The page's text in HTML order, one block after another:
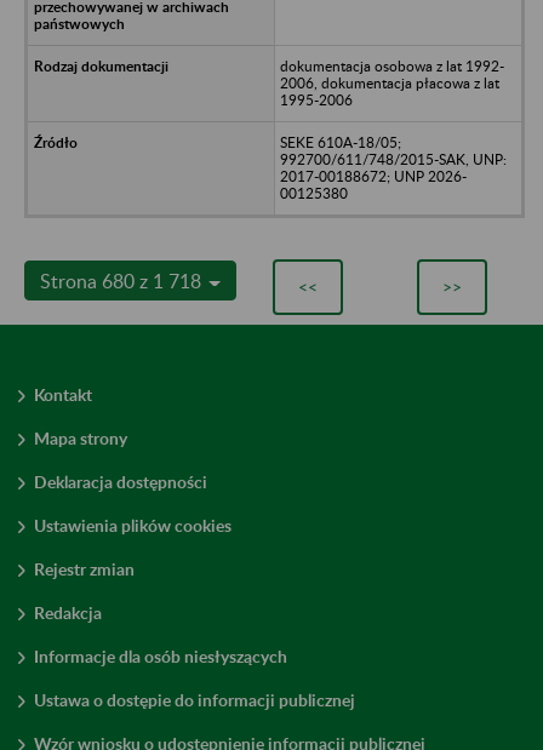
dokumentacja osobowa z lat 1992-
2006, dokumentacja płacowa z lat
1995-2006
SEKE 610A-18/05;
992700/611/748/2015-SAK, UNP:
2017-00188672; UNP 2026-
00125380
Strona 680 z 1 718 << >>
Kontakt
Mapa strony
Deklaracja dostępności
Ustawienia plików cookies
Rejestr zmian
Redakcja
Informacje dla osób niesłyszących
Ustawa o dostępie do informacji publicznej
Wzór wniosku o udostępnienie informacji publicznej